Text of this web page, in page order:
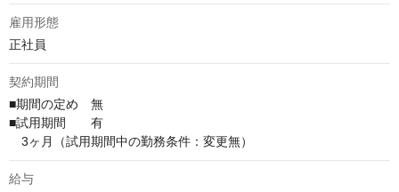
雇用形態
正社員
契約期間
■期間の定め　無
■試用期間　　有
3ヶ月（試用期間中の勤務条件：変更無）
給与